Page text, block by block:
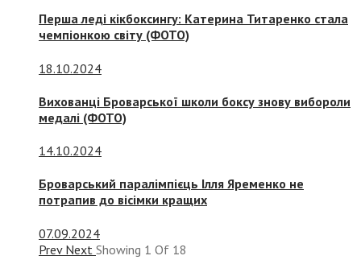
Перша леді кікбоксингу: Катерина Титаренко стала
чемпіонкою світу (ФОТО)
18.10.2024
Вихованці Броварської школи боксу знову вибороли
медалі (ФОТО)
14.10.2024
Броварський паралімпієць Ілля Яременко не
потрапив до вісімки кращих
07.09.2024
Prev Next Showing 1 Of 18